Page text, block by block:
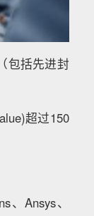
包括先进封
超过150
Ansys、